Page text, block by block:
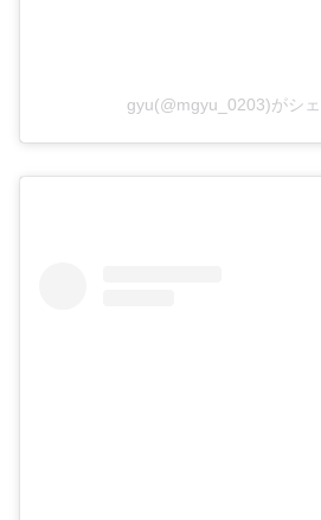
gyu(@mgyu_0203)がシ